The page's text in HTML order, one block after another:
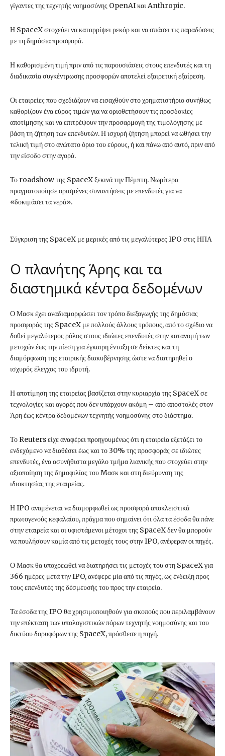
γίγαντες της τεχνητής νοημοσύνης OpenAI και Anthropic.
Η SpaceX στοχεύει να καταρρίψει ρεκόρ και να σπάσει τις παραδόσεις
με τη δημόσια προσφορά.
Η καθορισμένη τιμή πριν από τις παρουσιάσεις στους επενδυτές και τη
διαδικασία συγκέντρωσης προσφορών αποτελεί εξαιρετική εξαίρεση.
Οι εταιρείες που σχεδιάζουν να εισαχθούν στο χρηματιστήριο συνήθως
καθορίζουν ένα εύρος τιμών για να οριοθετήσουν τις προσδοκίες
αποτίμησης και να επιτρέψουν την προσαρμογή της τιμολόγησης με
βάση τη ζήτηση των επενδυτών. Η ισχυρή ζήτηση μπορεί να ωθήσει την
τελική τιμή στο ανώτατο όριο του εύρους, ή και πάνω από αυτό, πριν από
την είσοδο στην αγορά.
Το roadshow της SpaceX ξεκινά την Πέμπτη. Νωρίτερα
πραγματοποίησε ορισμένες συναντήσεις με επενδυτές για να
«δοκιμάσει τα νερά».
Σύγκριση της SpaceX με μερικές από τις μεγαλύτερες IPO στις ΗΠΑ
Ο πλανήτης Άρης και τα
διαστημικά κέντρα δεδομένων
Ο Μασκ έχει αναδιαμορφώσει τον τρόπο διεξαγωγής της δημόσιας
προσφοράς της SpaceX με πολλούς άλλους τρόπους, από το σχέδιο να
δοθεί μεγαλύτερος ρόλος στους ιδιώτες επενδυτές στην κατανομή των
μετοχών έως την πίεση για έγκαιρη ένταξη σε δείκτες και τη
διαμόρφωση της εταιρικής διακυβέρνησης ώστε να διατηρηθεί ο
ισχυρός έλεγχος του ιδρυτή.
Η αποτίμηση της εταιρείας βασίζεται στην κυριαρχία της SpaceX σε
τεχνολογίες και αγορές που δεν υπάρχουν ακόμη – από αποστολές στον
Άρη έως κέντρα δεδομένων τεχνητής νοημοσύνης στο διάστημα.
Το Reuters είχε αναφέρει προηγουμένως ότι η εταιρεία εξετάζει το
ενδεχόμενο να διαθέσει έως και το 30% της προσφοράς σε ιδιώτες
επενδυτές, ένα ασυνήθιστα μεγάλο τμήμα λιανικής που στοχεύει στην
αξιοποίηση της δημοφιλίας του Mασκ και στη διεύρυνση της
ιδιοκτησίας της εταιρείας.
Η IPO αναμένεται να διαμορφωθεί ως προσφορά αποκλειστικά
πρωτογενούς κεφαλαίου, πράγμα που σημαίνει ότι όλα τα έσοδα θα πάνε
στην εταιρεία και οι υφιστάμενοι μέτοχοι της SpaceX δεν θα μπορούν
να πουλήσουν καμία από τις μετοχές τους στην IPO, ανέφεραν οι πηγές.
Ο Μασκ θα υποχρεωθεί να διατηρήσει τις μετοχές του στη SpaceX για
366 ημέρες μετά την IPO, ανέφερε μία από τις πηγές, ως ένδειξη προς
τους επενδυτές της δέσμευσής του προς την εταιρεία.
Τα έσοδα της IPO θα χρησιμοποιηθούν για σκοπούς που περιλαμβάνουν
την επέκταση των υπολογιστικών πόρων τεχνητής νοημοσύνης και του
δικτύου δορυφόρων της SpaceX, πρόσθεσε η πηγή.